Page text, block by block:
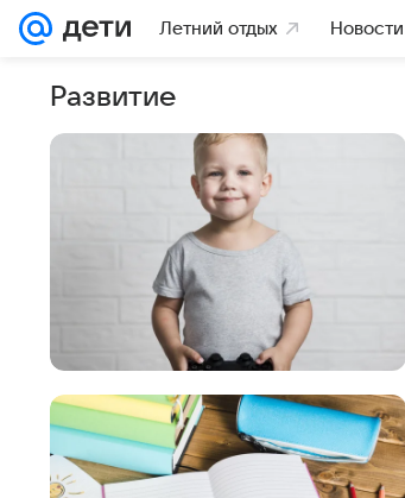
Летний отдых Новости
Развитие